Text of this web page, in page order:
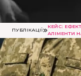
ПУБЛІКАЦІЇ
КЕЙС:
АЛІМЕНТИ